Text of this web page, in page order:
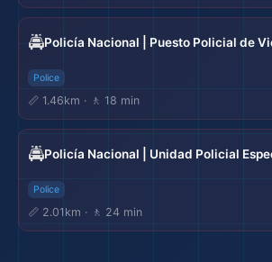
🚔Policía Nacional | Puesto Policial de
Police
📏 1.46km · 🚶 18 min
🚔Policía Nacional | Unidad Policial
Police
📏 2.01km · 🚶 24 min